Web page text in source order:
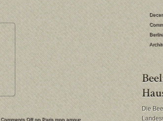
Comments Offon Paris mon amour
Die